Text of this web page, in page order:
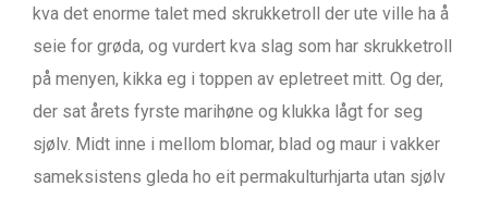
kva det enorme talet med skrukketroll der ute ville ha å
seie for grøda, og vurdert kva slag som har skrukketroll
på menyen, kikka eg i toppen av epletreet mitt. Og der,
der sat årets fyrste marihøne og klukka lågt for seg
sjølv. Midt inne i mellom blomar, blad og maur i vakker
sameksistens gleda ho eit permakulturhjarta utan sjølv